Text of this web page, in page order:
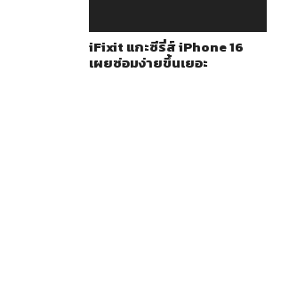
iFixit แกะซีรี่ส์ iPhone 16
เผยซ่อมง่ายขึ้นเยอะ